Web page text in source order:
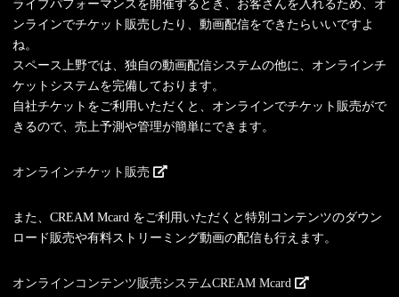
ライブパフォーマンスを開催するとき、お客さんを入れるため、オ
ンラインでチケット販売したり、動画配信をできたらいいですよ
ね。
スペース上野では、独自の動画配信システムの他に、オンラインチ
ケットシステムを完備しております。
自社チケットをご利用いただくと、オンラインでチケット販売がで
きるので、売上予測や管理が簡単にできます。
オンラインチケット販売
また、CREAM Mcard をご利用いただくと特別コンテンツのダウン
ロード販売や有料ストリーミング動画の配信も行えます。
オンラインコンテンツ販売システムCREAM Mcard